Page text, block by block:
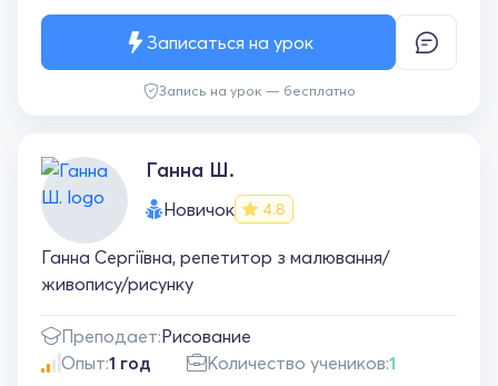
Запись на урок — бесплатно
Записаться на урок
Ганна Ш.
Новичок 4.8
Ганна Сергіївна, репетитор з малювання/
живопису/рисунку
Преподает:Рисование
Опыт:1 год Количество учеников:1